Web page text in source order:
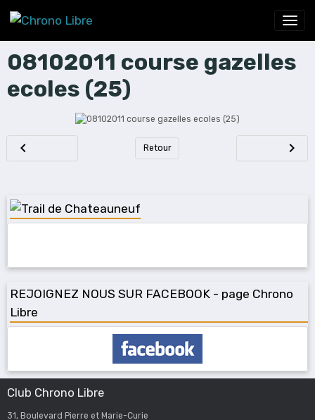
08102011 course gazelles
ecoles (25)
Retour
REJOIGNEZ NOUS SUR FACEBOOK - page Chrono
Libre
Club Chrono Libre
31, Boulevard Pierre et Marie-Curie